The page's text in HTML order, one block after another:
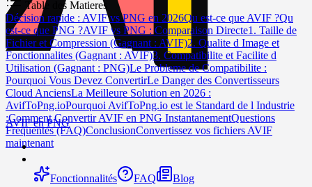
AVIF en PNG
Fonctionnalités FAQ Blog
Table des Matieres
Décision rapide : AVIF vs PNG en 2026Qu est-ce que AVIF ?Qu
est-ce que PNG ?AVIF vs PNG : Comparaison Directe1. Taille de
Fichier et Compression (Gagnant : AVIF)2. Qualite d Image et
Fonctionnalites (Gagnant : AVIF)3. Compatibilite et Facilite d
Utilisation (Gagnant : PNG)Le Probleme de Compatibilite :
Pourquoi Vous Devez ConvertirLe Danger des Convertisseurs
Cloud AnciensLa Meilleure Solution en 2026 :
AvifToPng.ioPourquoi AvifToPng.io est le Standard de l Industrie
:Comment Convertir AVIF en PNG InstantanementQuestions
Frequentes (FAQ)ConclusionConvertissez vos fichiers AVIF
maintenant